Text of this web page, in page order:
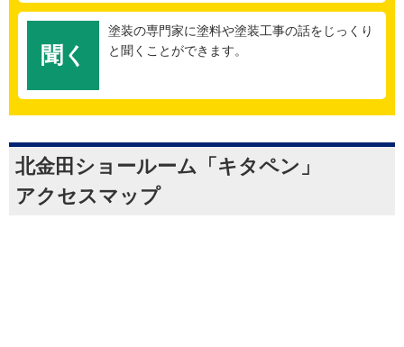
聞く
塗装の専門家に塗料や塗装工事の話をじっくり
と聞くことができます。
北金田ショールーム「キタペン」
アクセスマップ